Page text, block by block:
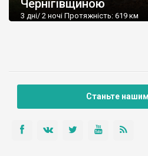
Чернігівщиною
3 дні/ 2 ночі Протяжність: 619 км
Станьте